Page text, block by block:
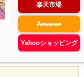
楽天市場
Amazon
Yahooショッピング